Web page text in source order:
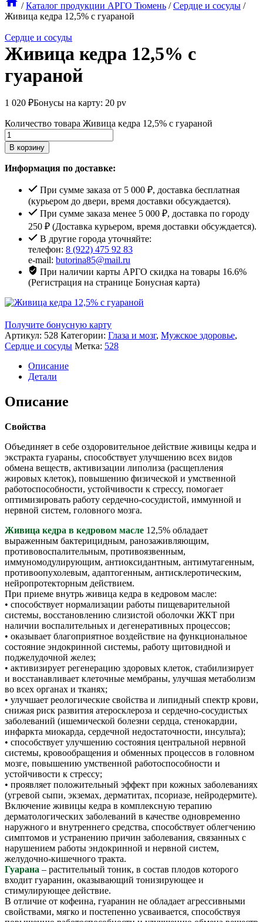
/ Каталог продукции АРГО Тюмень / Сердце и сосуды /
Живица кедра 12,5% с гуараной
Сердце и сосуды
Живица кедра 12,5% с
гуараной
1 020 ₽Бонусы на карту: 20 pv
Количество товара Живица кедра 12,5% с гуараной
В корзину
Информация по доставке:
При сумме заказа от 5 000 ₽, доставка бесплатная
(курьером до двери, время доставки обсуждается).
При сумме заказа менее 5 000 ₽, доставка по городу
250 ₽ (Доставка курьером, время доставки обсуждается).
В другие города уточняйте:
телефон: 8 (922) 475 92 83
e-mail: butorina85@mail.ru
При наличии карты АРГО скидка на товары 16.6%
(Регистрация на странице Бонусная карта)
Получите бонусную карту
Артикул: 528 Категории: Глаза и мозг, Мужское здоровье,
Сердце и сосуды Метка: 528
Описание
Детали
Описание
Свойства
Объединяет в себе оздоровительное действие живицы кедра и
экстракта гуараны, способствует улучшению всех видов
обмена веществ, активизации липолиза (расщепления
жировых клеток), повышению физической и умственной
работоспособности, устойчивости к стрессу, помогает
оптимизировать работу сердечно-сосудистой, иммунной и
нервной систем, головного мозга.
Живица кедра в кедровом масле 12,5% обладает
выраженным бактерицидным, ранозаживляющим,
противовоспалительным, противоязвенным,
иммуномодулирующим, антиоксидантным, антимутагенным,
противоопухолевым, адаптогенным, антисклеротическим,
нейропротекторным действием.
При приеме внутрь живица кедра в кедровом масле:
• способствует нормализации работы пищеварительной
системы, восстановлению слизистой оболочки ЖКТ при
наличии воспалительных и дегенеративных процессов;
• оказывает благоприятное воздействие на функциональное
состояние эндокринной системы, работу щитовидной и
поджелудочной желез;
• активизирует регенерацию здоровых клеток, стабилизирует
и восстанавливает клеточные мембраны, улучшая метаболизм
во всех органах и тканях;
• улучшает реологические свойства и липидный спектр крови,
снижая риск развития атеросклероза и сердечно-сосудистых
заболеваний (ишемической болезни сердца, стенокардии,
инфаркта миокарда, сердечной недостаточности, инсульта);
• способствует улучшению состояния центральной нервной
системы, кровообращения и обменных процессов в головном
мозге, повышению умственной работоспособности и
устойчивости к стрессу;
• проявляет положительный эффект при кожных заболеваниях
(угревой сыпи, экземах, дерматитах, псориазе, нейродермите).
Включение живицы кедра в комплексную терапию
дерматологических заболеваний в качестве одновременно
наружного и внутреннего средства, способствует облегчению
симптомов и устранению причин заболевания, связанных с
нарушением работы эндокринной и нервной систем,
желудочно-кишечного тракта.
Гуарана – растительный тоник, в состав плодов которого
входит гуаранин, оказывающий тонизирующее и
стимулирующее действие.
В отличие от кофеина, гуаранин не обладает агрессивными
свойствами, мягко и постепенно усваивается, способствуя